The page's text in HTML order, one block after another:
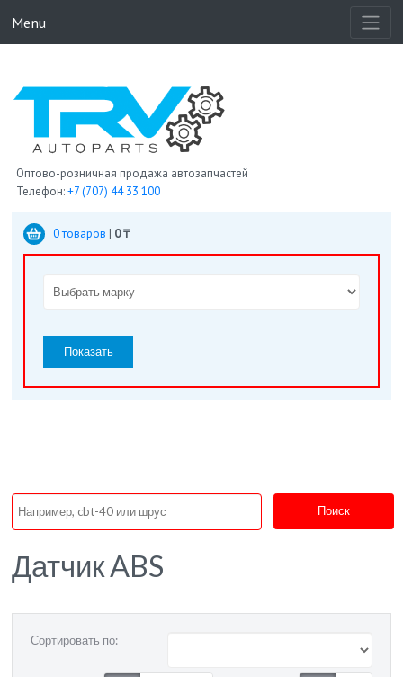
Menu
Оптово-розничная продажа автозапчастей
Телефон:+7 (707) 44 33 100
0 товаров | 0 ₸
Показать
Поиск
Датчик ABS
Сортировать по: